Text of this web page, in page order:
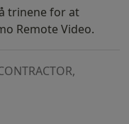
trinene for at
Remote Video.